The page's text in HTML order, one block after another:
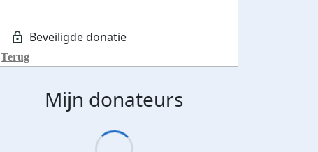
Terug
Mijn donateurs